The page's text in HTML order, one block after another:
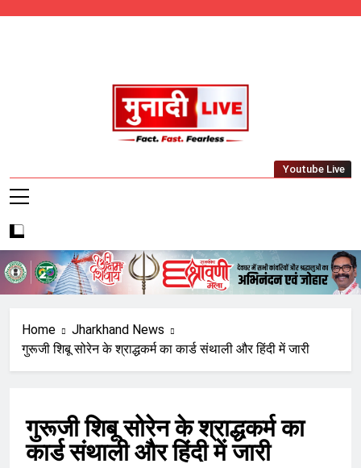
Munadi Live – Jharkhand's Leading Local
Youtube Live
Home
Jharkhand News
गुरूजी शिबू सोरेन के श्राद्धकर्म का कार्ड संथाली और हिंदी में जारी
गुरूजी शिबू सोरेन के श्राद्धकर्म का
कार्ड संथाली और हिंदी में जारी